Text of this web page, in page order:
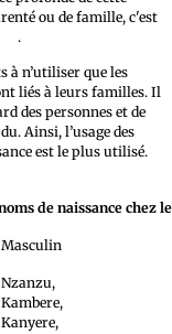
ou de famille, c'est
.
à n’utiliser que les
liés à leurs familles. Il
des personnes et de
Ainsi, l’usage des
est le plus utilisé.
de naissance chez
Masculin
Nzanzu,
Kambere,
Kanyere,